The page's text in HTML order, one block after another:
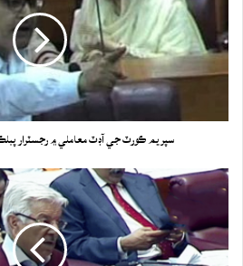
سپريم ڪورٽ جي آڊٽ معاملي ۾ رجسٽرار